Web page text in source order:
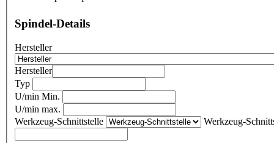
Spindel-Details
Hersteller
Hersteller
Typ
U/min Min.
U/min max.
Werkzeug-Schnittstelle
Werkzeug-